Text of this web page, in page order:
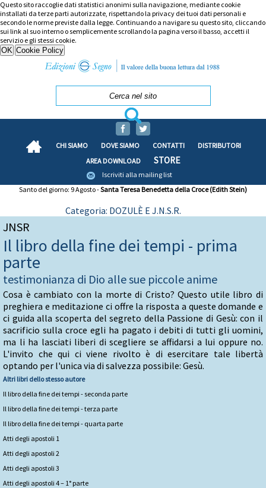
Questo sito raccoglie dati statistici anonimi sulla navigazione, mediante cookie
installati da terze parti autorizzate, rispettando la privacy dei tuoi dati personali e
secondo le norme previste dalla legge. Continuando a navigare su questo sito, cliccando
sui link al suo interno o semplicemente scrollando la pagina verso il basso, accetti il
servizio e gli stessi cookie.
CHI SIAMO DOVE SIAMO CONTATTI
DISTRIBUTORI
AREA DOWNLOAD
STORE
Iscriviti alla mailing list
Santo del giorno: 9 Agosto -Santa Teresa Benedetta della Croce (Edith Stein)
Categoria: DOZULÈ E J.N.S.R.
JNSR
Il libro della fine dei tempi - prima
parte
testimonianza di Dio alle sue piccole anime
Cosa è cambiato con la morte di Cristo? Questo utile libro di
preghiera e meditazione ci offre la risposta a queste domande e
ci guida alla scoperta del segreto della Passione di Gesù: con il
sacrificio sulla croce egli ha pagato i debiti di tutti gli uomini,
ma li ha lasciati liberi di scegliere se affidarsi a lui oppure no.
L'invito che qui ci viene rivolto è di esercitare tale libertà
optando per l'unica via di salvezza possibile: Gesù.
Altri libri dello stesso autore
Il libro della fine dei tempi - seconda parte
Il libro della fine dei tempi - terza parte
Il libro della fine dei tempi - quarta parte
Atti degli apostoli 1
Atti degli apostoli 2
Atti degli apostoli 3
Atti degli apostoli 4 – 1° parte